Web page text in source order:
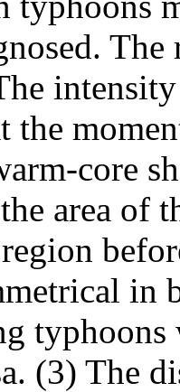
the
core
area of
in
(3) The